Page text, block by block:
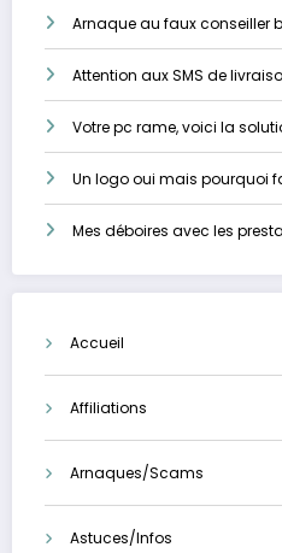
Arnaque au faux conseiller
Attention aux SMS de
Votre pc rame, voici la
Un logo oui mais pourquoi
Mes déboires avec les
Accueil
Affiliations
Arnaques/Scams
Astuces/Infos